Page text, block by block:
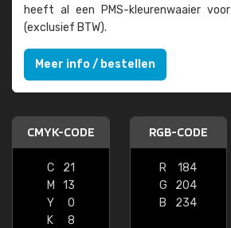
heeft al een PMS-kleuren­waaier voor
(exclusief BTW).
Meer info / bestellen
CMYK-CODE
C
21
M
13
Y
0
K
8
RGB-CODE
R
184
G
204
B
234